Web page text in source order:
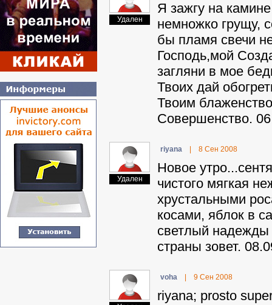
Удален
Я зажгу на
немножко грущу,
бы пламя свечи
Господь,мой
загляни в мое
Твоих дай
Твоим
Совершенство.
Удален
riyana 8 Сен 2008
Новое
чистого мягкая
хрустальными
косами, яблок в
светлый надежды
страны зовет.
voha 9 Сен 2008
riyana; prosto